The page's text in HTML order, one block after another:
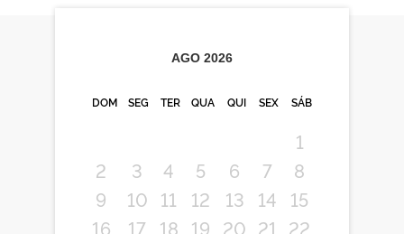
AGO 2026
DOM SEG TER QUA QUI SEX SÁB
1
2
3 4 5 6 7
8
9
10 11 12 13 14
15
16
17 18 19 20 21
22